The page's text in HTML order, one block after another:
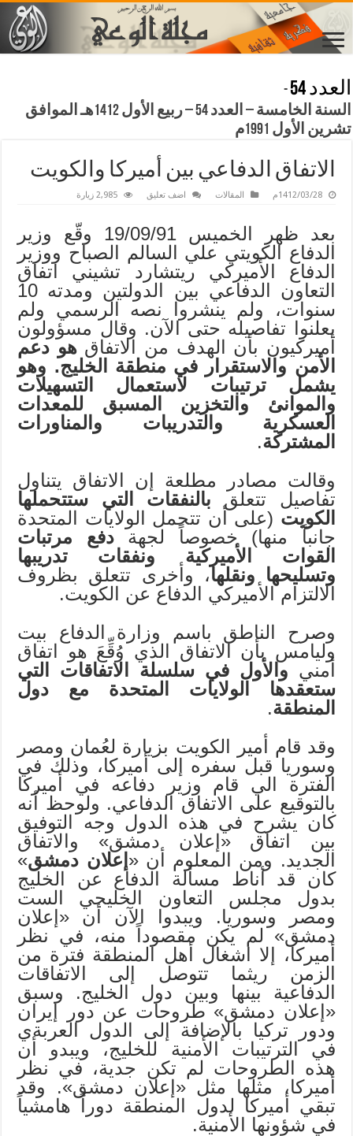
العدد 54
-
السنة الخامسة – العدد 54 – ربيع الأول 1412هـ الموافق
تشرين الأول 1991م
الاتفاق الدفاعي بين أميركا والكويت
1412/03/28م المقالات اضف تعليق 2,985 زيارة
بعد ظهر الخميس 19/09/91 وقّع وزير
الدفاع الكويتي علي السالم الصباح ووزير
الدفاع الأميركي ريتشارد تشيني اتفاق
التعاون الدفاعي بين الدولتين ومدته 10
سنوات، ولم ينشروا نصه الرسمي ولم
يعلنوا تفاصيله حتى الآن. وقال مسؤولون
أميركيون بأن الهدف من الاتفاقهو دعم
الأمن والاستقرار في منطقة الخليج. وهو
يشمل ترتيبات لاستعمال التسهيلات
والموانئ والتخزين المسبق للمعدات
العسكرية والتدريبات والمناورات
المشتركة.
وقالت مصادر مطلعة إن الاتفاق يتناول
تفاصيل تتعلق بالنفقات التي ستتحملها
الكويت (على أن تتحمل الولايات المتحدة
جانباً منها) خصوصاً لجهةدفع مرتبات
القوات الأميركية ونفقات تدريبها
وتسليحها ونقلها، وأخرى تتعلق بظروف
الالتزام الأميركي الدفاع عن الكويت.
وصرح الناطق باسم وزارة الدفاع بيت
وليامس بأن الاتفاق الذي وُقِّعَ هو اتفاق
أمني والأول في سلسلة الاتفاقات التي
ستعقدها الولايات المتحدة مع دول
المنطقة.
وقد قام أمير الكويت بزيارة لعُمان ومصر
وسوريا قبل سفره إلى أميركا، وذلك في
الفترة الي قام وزير دفاعه في أميركا
بالتوقيع على الاتفاق الدفاعي. ولوحظ أنه
كان يشرح في هذه الدول وجه التوفيق
بين اتفاق «إعلان دمشق» والاتفاق
الجديد. ومن المعلوم أن « إعلان دمشق»
كان قد أناط مسألة الدفاع عن الخليج
بدول مجلس التعاون الخليجي الست
ومصر وسوريا. ويبدوا الآن أن «إعلان
دمشق» لم يكن مقصوداً منه، في نظر
أميركا، إلا اشغال أهل المنطقة فترة من
الزمن ريثما تتوصل إلى الاتفاقات
الدفاعية بينها وبين دول الخليج. وسبق
«إعلان دمشق» طروحات عن دور إيران
ودور تركيا بالإضافة إلى الدول العربةي
في الترتيبات الأمنية للخليج، ويبدو أن
هذه الطروحات لم تكن جدية، في نظر
أميركا، مثلها مثل «إعلان دمشق». وقد
تبقي أميركا لدول المنطقة دوراً هامشياً
في شؤونها الأمنية.